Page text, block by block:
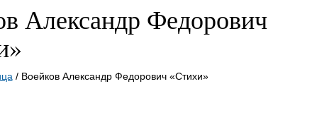
Александр Федорович
/ Воейков Александр Федорович «Стихи»